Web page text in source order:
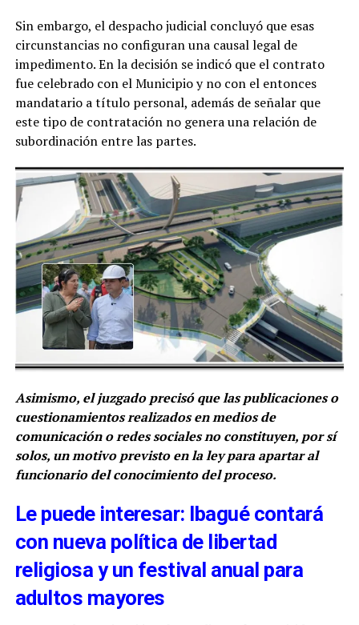
Sin embargo, el despacho judicial concluyó que esas
circunstancias no configuran una causal legal de
impedimento. En la decisión se indicó que el contrato
fue celebrado con el Municipio y no con el entonces
mandatario a título personal, además de señalar que
este tipo de contratación no genera una relación de
subordinación entre las partes.
Asimismo, el juzgado precisó que las publicaciones o
cuestionamientos realizados en medios de
comunicación o redes sociales no constituyen, por sí
solos, un motivo previsto en la ley para apartar al
funcionario del conocimiento del proceso.
Le puede interesar: Ibagué contará
con nueva política de libertad
religiosa y un festival anual para
adultos mayores